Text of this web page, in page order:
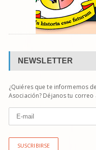
NEWSLETTER
¿Quiéres que te informemos
Asociación? Déjanos tu correo
SUSCRIBIRSE